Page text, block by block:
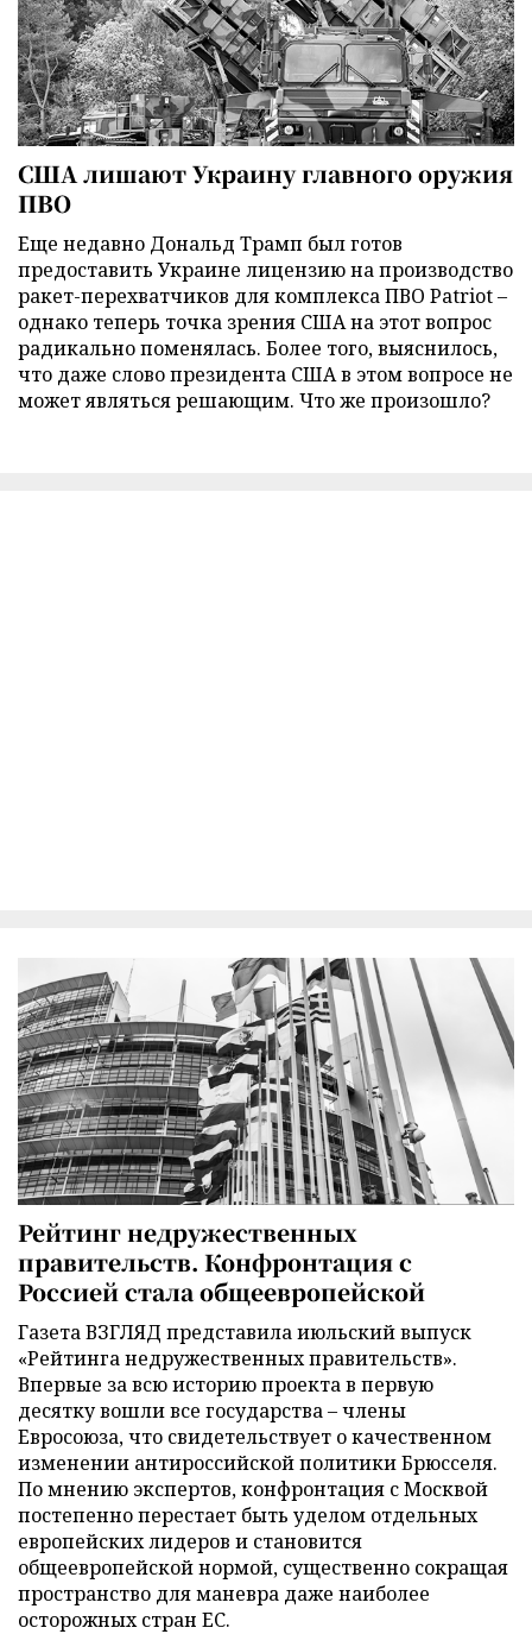
США лишают Украину главного оружия
ПВО
Еще недавно Дональд Трамп был готов
предоставить Украине лицензию на производство
ракет-перехватчиков для комплекса ПВО Patriot –
однако теперь точка зрения США на этот вопрос
радикально поменялась. Более того, выяснилось,
что даже слово президента США в этом вопросе не
может являться решающим. Что же произошло?
Рейтинг недружественных
правительств. Конфронтация с
Россией стала общеевропейской
Газета ВЗГЛЯД представила июльский выпуск
«Рейтинга недружественных правительств».
Впервые за всю историю проекта в первую
десятку вошли все государства – члены
Евросоюза, что свидетельствует о качественном
изменении антироссийской политики Брюсселя.
По мнению экспертов, конфронтация с Москвой
постепенно перестает быть уделом отдельных
европейских лидеров и становится
общеевропейской нормой, существенно сокращая
пространство для маневра даже наиболее
осторожных стран ЕС.